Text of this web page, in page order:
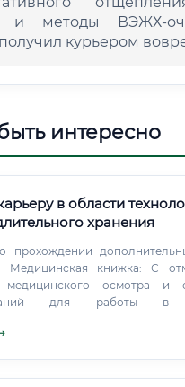
и методы ВЭЖХ-
курьером
интересно
в области
хранения
прохождении
Медицинская книжка: С
медицинского осмотра и
для работы в